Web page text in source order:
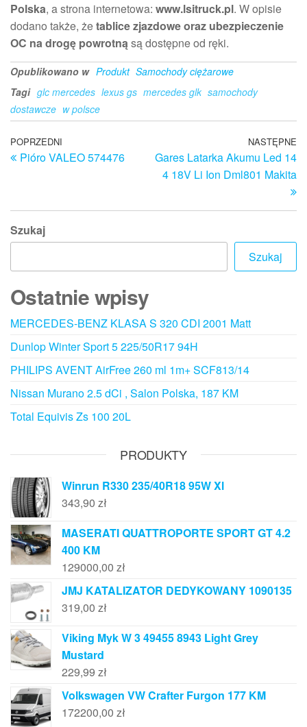
Polska, a strona internetowa: www.lsitruck.pl. W opisie
dodano także, żetablice zjazdowe oraz ubezpieczenie
OC na drogę powrotnąsą dostępne od ręki.
Opublikowano w Produkt Samochody ciężarowe
Tagi glc mercedes lexus gs mercedes glk samochody
dostawcze w polsce
Nawigacja
wpisu
Poprzedni
wpis
POPRZEDNI
Pióro VALEO 574476
NASTĘPNE
Gares Latarka Akumu Led 14
4 18V Li Ion Dml801 Makita
Szukaj
Szukaj
Ostatnie wpisy
MERCEDES-BENZ KLASA S 320 CDI 2001 Matt
Dunlop Winter Sport 5 225/50R17 94H
PHILIPS AVENT AirFree 260 ml 1m+ SCF813/14
Nissan Murano 2.5 dCi , Salon Polska, 187 KM
Total Equivis Zs 100 20L
PRODUKTY
Winrun R330 235/40R18 95W Xl
343,90 zł
MASERATI QUATTROPORTE SPORT GT 4.2
400 KM
129000,00 zł
JMJ KATALIZATOR DEDYKOWANY 1090135
319,00 zł
Viking Myk W 3 49455 8943 Light Grey
Mustard
229,99 zł
Volkswagen VW Crafter Furgon 177 KM
172200,00 zł